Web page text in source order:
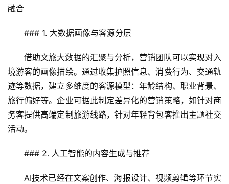
融合
### 1. 大数据画像与客源分层
借助文旅大数据的汇聚与分析，营销团队可以实现对入
境游客的画像描绘。通过收集护照信息、消费行为、交通轨
迹等数据，建立多维度的客源模型：年龄结构、职业背景、
旅行偏好等。企业可据此制定差异化的营销策略，如针对商
务客提供高端定制旅游线路，针对年轻背包客推出主题社交
活动。
### 2. 人工智能的内容生成与推荐
AI技术已经在文案创作、海报设计、视频剪辑等环节实